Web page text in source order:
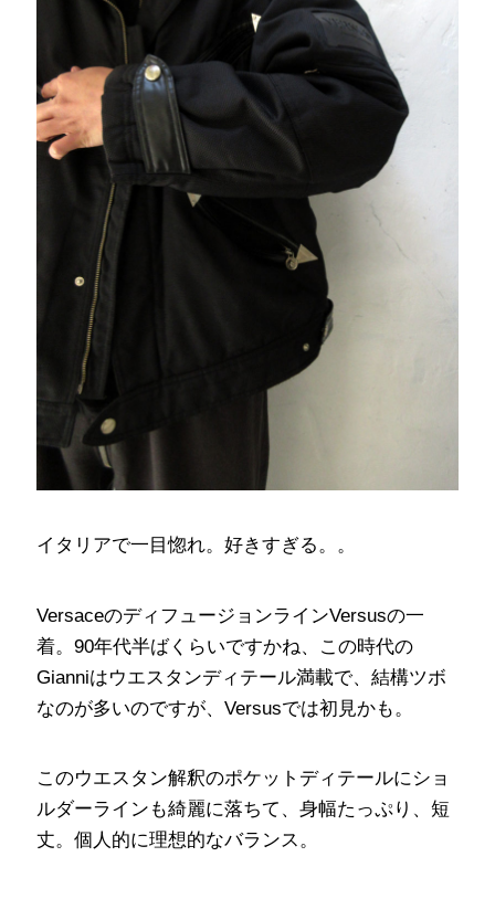
イタリアで一目惚れ。好きすぎる。。
VersaceのディフュージョンラインVersusの一
着。90年代半ばくらいですかね、この時代の
Gianniはウエスタンディテール満載で、結構ツボ
なのが多いのですが、Versusでは初見かも。
このウエスタン解釈のポケットディテールにショ
ルダーラインも綺麗に落ちて、身幅たっぷり、短
丈。個人的に理想的なバランス。